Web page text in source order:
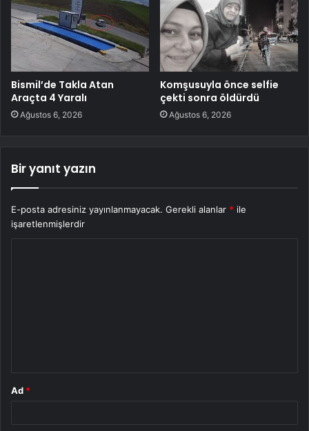
Bismil’de Takla Atan
Araçta 4 Yaralı
Ağustos 6, 2026
Komşusuyla önce selfie
çekti sonra öldürdü
Ağustos 6, 2026
Bir yanıt yazın
E-posta adresiniz yayınlanmayacak. Gerekli alanlar * ile
işaretlenmişlerdir
Ad *